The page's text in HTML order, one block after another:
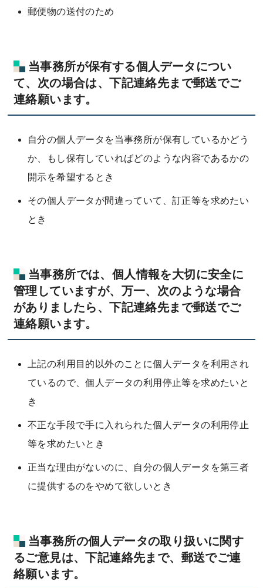
郵便物の送付のため
当事務所が保有する個人データについ
て、次の場合は、下記連絡先まで郵送でご
連絡願います。
自分の個人データを当事務所が保有しているかどう
か、もし保有していればどのような内容であるかの
開示を希望するとき
その個人データが間違っていて、訂正等を求めたい
とき
当事務所では、個人情報を大切に安全に
管理していますが、万一、次のような場合
がありましたら、下記連絡先まで郵送でご
連絡願います。
上記の利用目的以外のことに個人データを利用され
ているので、個人データの利用停止等を求めたいと
き
不正な手段で手に入れられた個人データの利用停止
等を求めたいとき
正当な理由がないのに、自分の個人データを第三者
に提供するのをやめて欲しいとき
当事務所の個人データの取り扱いに関す
るご意見は、下記連絡先まで、郵送でご連
絡願います。